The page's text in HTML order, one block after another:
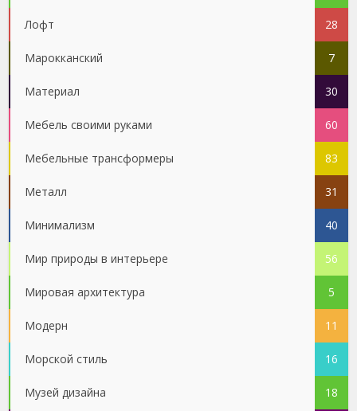
Лофт 28
Марокканский 7
Материал 30
Мебель своими руками 60
Мебельные трансформеры 83
Металл 31
Минимализм 40
Мир природы в интерьере 56
Мировая архитектура 5
Модерн 11
Морской стиль 16
Музей дизайна 18